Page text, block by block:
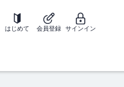
はじめて 会員登録 サインイン